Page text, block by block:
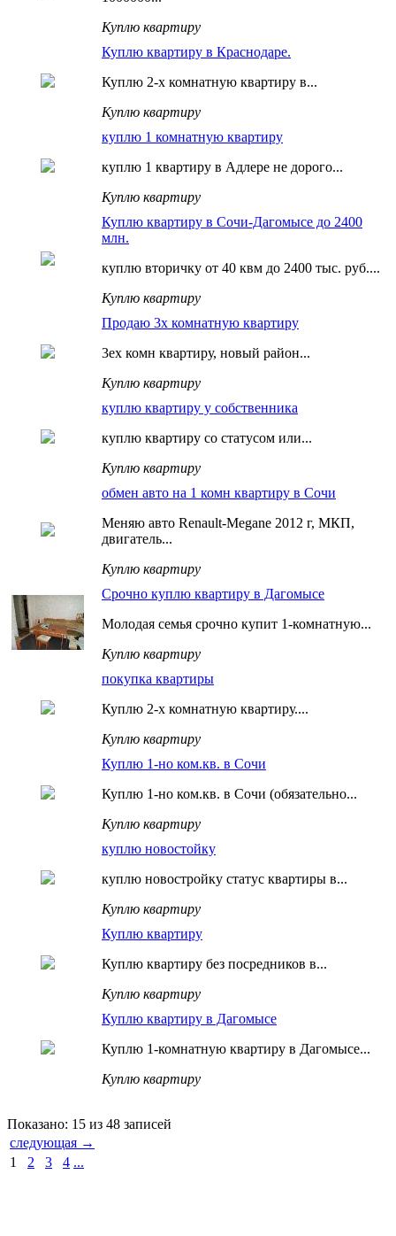
Куплю квартиру
Куплю квартиру в Краснодаре.
Куплю 2-х комнатную квартиру в...
Куплю квартиру
куплю 1 комнатную квартиру
куплю 1 квартиру в Адлере не дорого...
Куплю квартиру
Куплю квартиру в Сочи-Дагомысе до 2400
млн.
куплю вторичку от 40 квм до 2400 тыс. руб....
Куплю квартиру
Продаю 3х комнатную квартиру
3ех комн квартиру, новый район...
Куплю квартиру
куплю квартиру у собственника
куплю квартиру со статусом или...
Куплю квартиру
обмен авто на 1 комн квартиру в Сочи
Меняю авто Renault-Megane 2012 г, МКП,
двигатель...
Куплю квартиру
Срочно куплю квартиру в Дагомысе
Молодая семья срочно купит 1-комнатную...
Куплю квартиру
покупка квартиры
Куплю 2-х комнатную квартиру....
Куплю квартиру
Куплю 1-но ком.кв. в Сочи
Куплю 1-но ком.кв. в Сочи (обязательно...
Куплю квартиру
куплю новостойку
куплю новостройку статус квартиры в...
Куплю квартиру
Куплю квартиру
Куплю квартиру без посредников в...
Куплю квартиру
Куплю квартиру в Дагомысе
Куплю 1-комнатную квартиру в Дагомысе...
Куплю квартиру
Показано: 15 из 48 записей
следующая →
1
2 3 4 ...